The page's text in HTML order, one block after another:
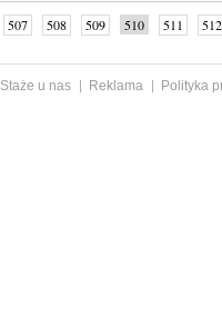
507 508 509 510 511
512
Staże u nas Reklama
Polityka